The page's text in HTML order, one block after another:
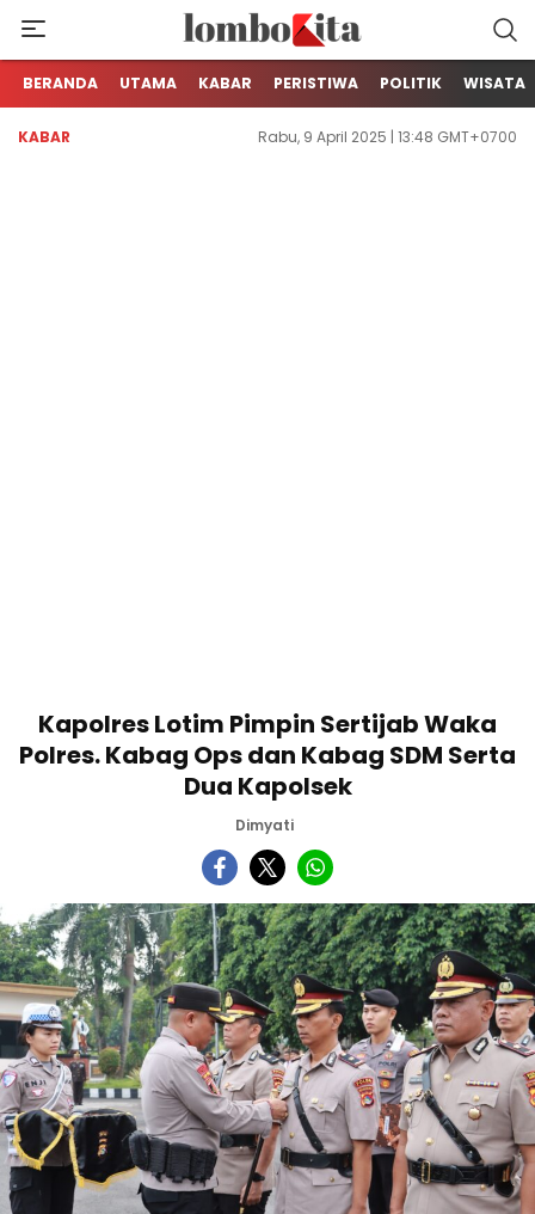
LOMBOKita
Media Berita Online dari Lombok
BERANDA UTAMA KABAR PERISTIWA POLITIK WISATA
KABAR Rabu, 9 April 2025 | 13:48 GMT+0700
Kapolres Lotim Pimpin Sertijab Waka
Polres. Kabag Ops dan Kabag SDM Serta
Dua Kapolsek
Dimyati